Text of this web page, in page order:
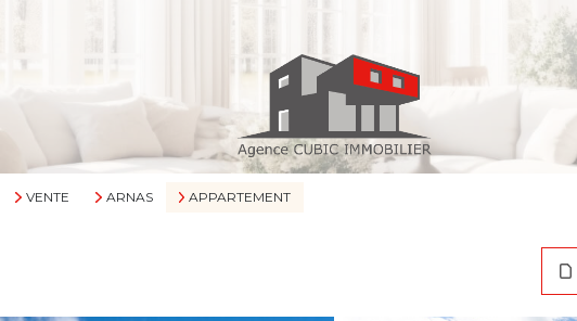
VENTE ARNAS APPARTEMENT